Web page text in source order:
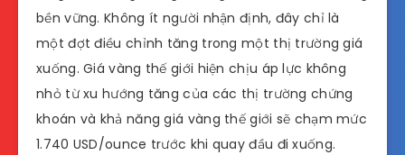
bền vững. Không ít người nhận định, đây chỉ là
một đợt điều chỉnh tăng trong một thị trường giá
xuống. Giá vàng thế giới hiện chịu áp lực không
nhỏ từ xu hướng tăng của các thị trường chứng
khoán và khả năng giá vàng thế giới sẽ chạm mức
1.740 USD/ounce trước khi quay đầu đi xuống.